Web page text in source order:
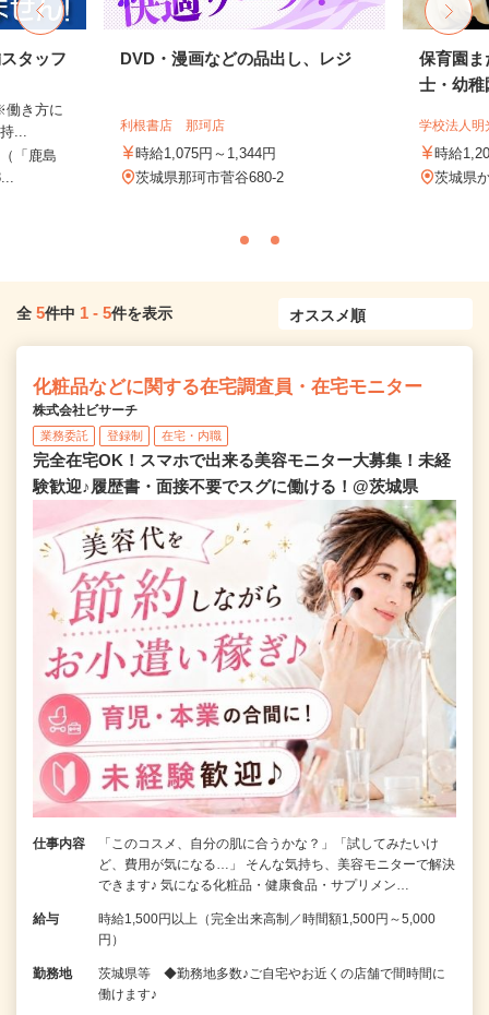
タッフ
き方に
...
「鹿島
DVD・漫画などの品出し、レジ
利根書店 那珂店
時給1,075円～1,344円
茨城県那珂市菅谷680-2
保育園ま
士・幼稚
学校法人明
時給
茨城県
全 5件中 1 - 5件を表示
化粧品などに関する在宅調査員・在宅モニター
株式会社ビサーチ
業務委託 登録制 在宅・内職
完全在宅OK！スマホで出来る美容モニター大募集！未経
験歓迎♪履歴書・面接不要でスグに働ける！@茨城県
仕事内容
「このコスメ、自分の肌に合うかな？」「試してみたいけ
ど、費用が気になる…」 そんな気持ち、美容モニターで解決
できます♪ 気になる化粧品・健康食品・サプリメン…
給与
時給1,500円以上（完全出来高制／時間額1,500円～5,000
円）
勤務地
茨城県等 ◆勤務地多数♪ご自宅やお近くの店舗で間時間に
働けます♪